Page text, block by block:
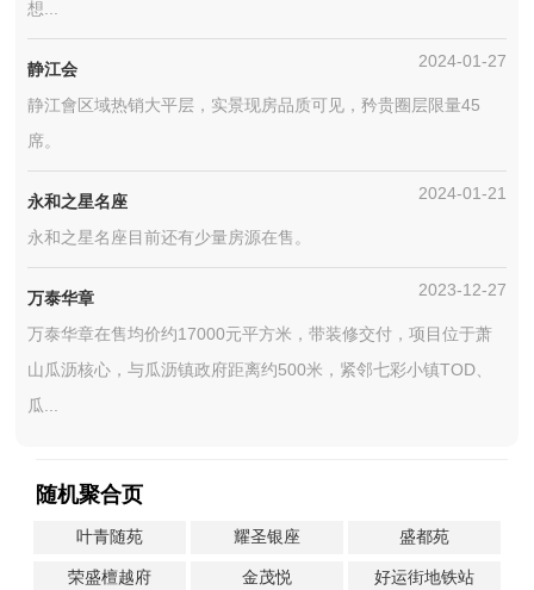
想...
静江会 2024-01-27
静江會区域热销大平层，实景现房品质可见，矜贵圈层限量45
席。
永和之星名座 2024-01-21
永和之星名座目前还有少量房源在售。
万泰华章 2023-12-27
万泰华章在售均价约17000元平方米，带装修交付，项目位于萧
山瓜沥核心，与瓜沥镇政府距离约500米，紧邻七彩小镇TOD、
瓜...
随机聚合页
叶青随苑 耀圣银座 盛都苑
荣盛檀越府 金茂悦 好运街地铁站